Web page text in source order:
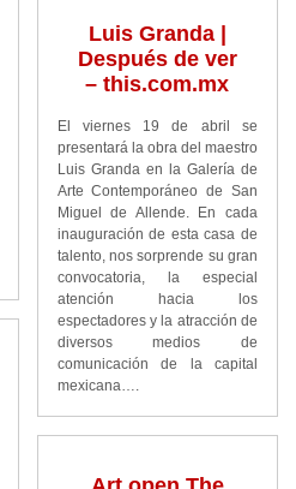
Luis Granda |
Después de ver
– this.com.mx
El viernes 19 de abril se
presentará la obra del maestro
Luis Granda en la Galería de
Arte Contemporáneo de San
Miguel de Allende. En cada
inauguración de esta casa de
talento, nos sorprende su gran
convocatoria, la especial
atención hacia los
espectadores y la atracción de
diversos medios de
comunicación de la capital
mexicana….